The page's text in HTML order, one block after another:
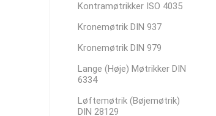
Kontramøtrikker ISO 4035
Kronemøtrik DIN 937
Kronemøtrik DIN 979
Lange (Høje) Møtrikker DIN
6334
Løftemøtrik (Bøjemøtrik)
DIN 28129